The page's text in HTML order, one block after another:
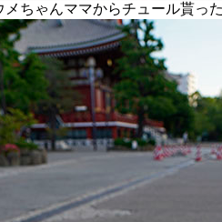
ちゃんママからチュール貰っ